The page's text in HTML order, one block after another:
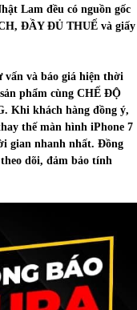
Lam đều có nguồn gốc
ĐẦY ĐỦ THUẾ và giấy
vấn và báo giá hiện thời
phẩm cùng CHẾ ĐỘ
Khi khách hàng đồng ý,
thế màn hình iPhone 7
gian nhanh nhất. Đồng
dõi, đảm bảo tính